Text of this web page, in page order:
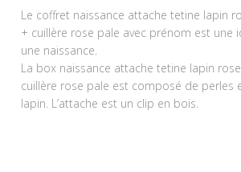
Le coffret naissance attache tetine lapin
+ cuillère rose pale avec prénom est une
une naissance.
La box naissance attache tetine lapin
cuillère rose pale est composé de perles
lapin. L’attache est un clip en bois.